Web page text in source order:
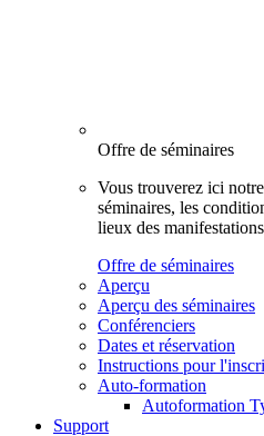
Offre de séminaires
Vous trouverez ici
séminaires, les
lieux des
Offre de séminaires
Aperçu
Aperçu des séminaires
Conférenciers
Dates et réservation
Instructions pour
Auto-formation
Autoformation
Support